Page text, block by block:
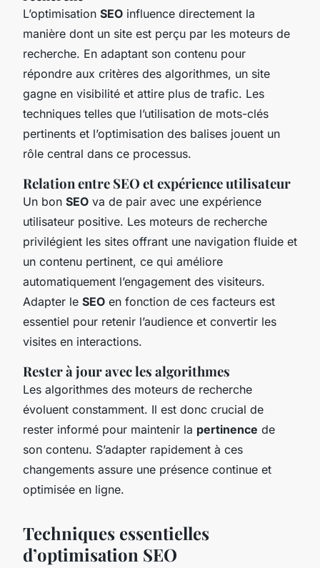
L’optimisation SEO influence directement la
manière dont un site est perçu par les moteurs de
recherche. En adaptant son contenu pour
répondre aux critères des algorithmes, un site
gagne en visibilité et attire plus de trafic. Les
techniques telles que l’utilisation de mots-clés
pertinents et l’optimisation des balises jouent un
rôle central dans ce processus.
Relation entre SEO et expérience utilisateur
Un bon SEO va de pair avec une expérience
utilisateur positive. Les moteurs de recherche
privilégient les sites offrant une navigation fluide et
un contenu pertinent, ce qui améliore
automatiquement l’engagement des visiteurs.
Adapter le SEO en fonction de ces facteurs est
essentiel pour retenir l’audience et convertir les
visites en interactions.
Rester à jour avec les algorithmes
Les algorithmes des moteurs de recherche
évoluent constamment. Il est donc crucial de
rester informé pour maintenir la pertinence de
son contenu. S’adapter rapidement à ces
changements assure une présence continue et
optimisée en ligne.
Techniques essentielles
d’optimisation SEO